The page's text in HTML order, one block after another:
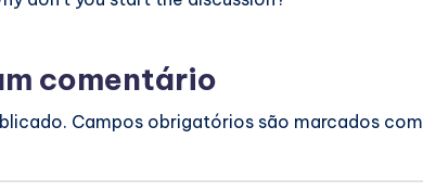
comentário
Campos obrigatórios são marcados com